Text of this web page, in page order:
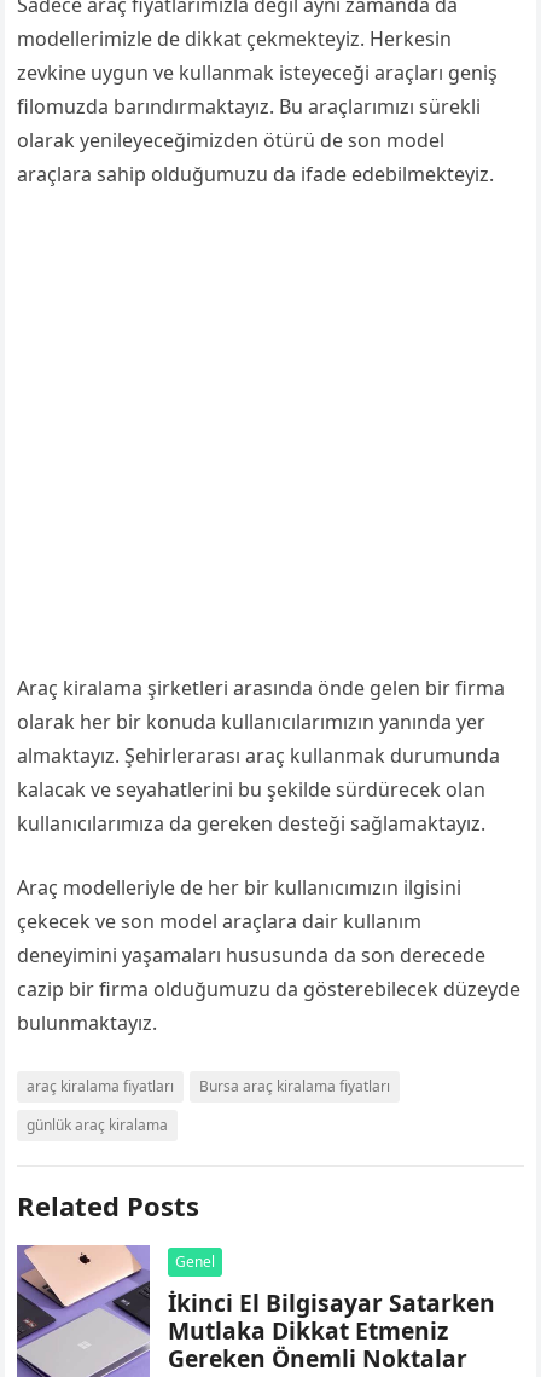
modellerimizle de dikkat çekmekteyiz. Herkesin
zevkine uygun ve kullanmak isteyeceği araçları geniş
filomuzda barındırmaktayız. Bu araçlarımızı sürekli
olarak yenileyeceğimizden ötürü de son model
araçlara sahip olduğumuzu da ifade edebilmekteyiz.
Araç kiralama şirketleri arasında önde gelen bir firma
olarak her bir konuda kullanıcılarımızın yanında yer
almaktayız. Şehirlerarası araç kullanmak durumunda
kalacak ve seyahatlerini bu şekilde sürdürecek olan
kullanıcılarımıza da gereken desteği sağlamaktayız.
Araç modelleriyle de her bir kullanıcımızın ilgisini
çekecek ve son model araçlara dair kullanım
deneyimini yaşamaları hususunda da son derecede
cazip bir firma olduğumuzu da gösterebilecek düzeyde
bulunmaktayız.
araç kiralama fiyatları
Bursa araç kiralama fiyatları
günlük araç kiralama
Related Posts
Genel
İkinci El Bilgisayar Satarken
Mutlaka Dikkat Etmeniz
Gereken Önemli Noktalar